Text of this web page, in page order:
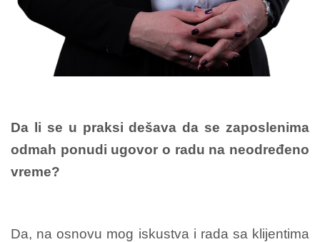
Da li se u praksi dešava da se zaposlenima
odmah ponudi ugovor o radu na neodređeno
vreme?
Da, na osnovu mog iskustva i rada sa klijentima